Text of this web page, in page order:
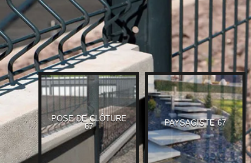
POSE DE CLÔTURE
67
PAYSAGISTE 67